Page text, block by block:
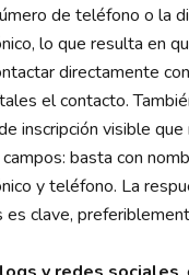
de teléfono o la
lo que resulta en
directamente
el contacto.
inscripción visible
basta con
y teléfono. La
es clave,